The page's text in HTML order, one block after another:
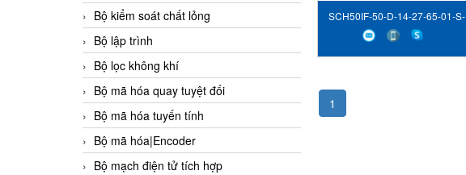
Bộ kiểm soát chất lỏng
Bộ lập trình
Bộ lọc không khí
Bộ mã hóa quay tuyệt đối
Bộ mã hóa tuyến tính
Bộ mã hóa|Encoder
Bộ mạch điện tử tích hợp
SCH50IF-50-D-14-27-65-01-S-
00-S1 Encoder Scancon STC
Việt Nam
1